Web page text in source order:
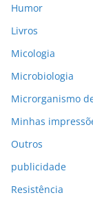
Humor
Livros
Micologia
Microbiologia
Microrganismo
Minhas
Outros
publicidade
Resistência